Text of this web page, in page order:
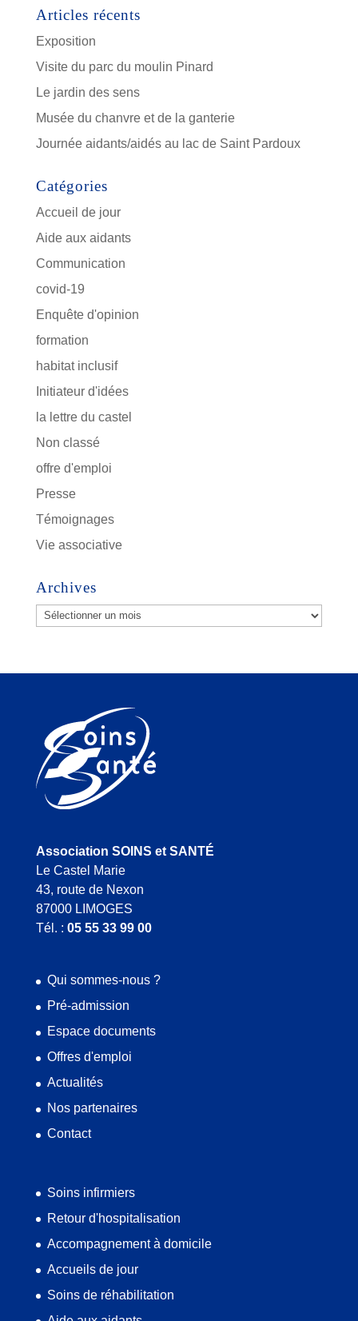
Articles récents
Exposition
Visite du parc du moulin Pinard
Le jardin des sens
Musée du chanvre et de la ganterie
Journée aidants/aidés au lac de Saint Pardoux
Catégories
Accueil de jour
Aide aux aidants
Communication
covid-19
Enquête d'opinion
formation
habitat inclusif
Initiateur d'idées
la lettre du castel
Non classé
offre d'emploi
Presse
Témoignages
Vie associative
Archives
Archives
Association SOINS et SANTÉ
Le Castel Marie
43, route de Nexon
87000 LIMOGES
Tél. : 05 55 33 99 00
Qui sommes-nous ?
Pré-admission
Espace documents
Offres d'emploi
Actualités
Nos partenaires
Contact
Soins infirmiers
Retour d'hospitalisation
Accompagnement à domicile
Accueils de jour
Soins de réhabilitation